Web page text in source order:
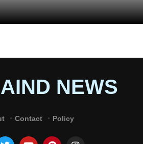
Contact Policy
NEWS